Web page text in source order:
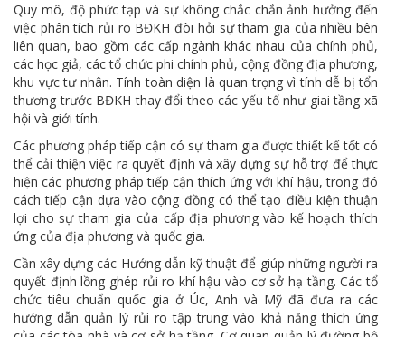
Quy mô, độ phức tạp và sự không chắc chắn ảnh hưởng đến
việc phân tích rủi ro BĐKH đòi hỏi sự tham gia của nhiều bên
liên quan, bao gồm các cấp ngành khác nhau của chính phủ,
các học giả, các tổ chức phi chính phủ, cộng đồng địa phương,
khu vực tư nhân. Tính toàn diện là quan trọng vì tính dễ bị tổn
thương trước BĐKH thay đổi theo các yếu tố như giai tầng xã
hội và giới tính.
Các phương pháp tiếp cận có sự tham gia được thiết kế tốt có
thể cải thiện việc ra quyết định và xây dựng sự hỗ trợ để thực
hiện các phương pháp tiếp cận thích ứng với khí hậu, trong đó
cách tiếp cận dựa vào cộng đồng có thể tạo điều kiện thuận
lợi cho sự tham gia của cấp địa phương vào kế hoạch thích
ứng của địa phương và quốc gia.
Cần xây dựng các Hướng dẫn kỹ thuật để giúp những người ra
quyết định lồng ghép rủi ro khí hậu vào cơ sở hạ tầng. Các tổ
chức tiêu chuẩn quốc gia ở Úc, Anh và Mỹ đã đưa ra các
hướng dẫn quản lý rủi ro tập trung vào khả năng thích ứng